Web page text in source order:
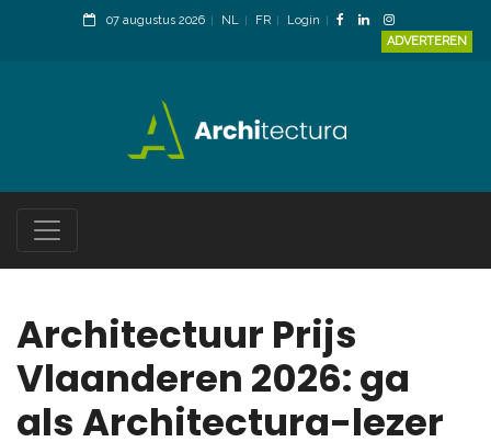
07 augustus 2026 NL FR
Login
ADVERTEREN
Architectuur Prijs
Vlaanderen 2026: ga
als Architectura-lezer